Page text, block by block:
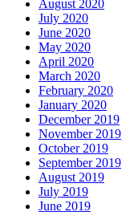
August 2020
July 2020
June 2020
May 2020
April 2020
March 2020
February 2020
January 2020
December 2019
November 2019
October 2019
September 2019
August 2019
July 2019
June 2019